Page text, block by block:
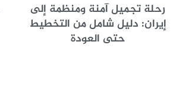
رحلة تجميل آمنة ومنظمة إلى
إيران: دليل شامل من التخطيط
حتى العودة